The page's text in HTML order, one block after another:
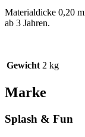
Materialdicke 0,20
ab 3 Jahren.
Gewicht 2 kg
Marke
Splash & Fun